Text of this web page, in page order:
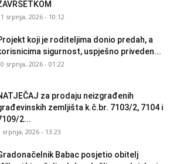
srpnja, 2026 - 10:12
koji je roditeljima donio predah, a
sigurnost, uspješno priveden...
srpnja, 2026 - 01:22
za prodaju neizgrađenih
zemljišta k.č.br. 7103/2, 7104 i
2...
srpnja, 2026 - 13:23
Babac posjetio obitelj